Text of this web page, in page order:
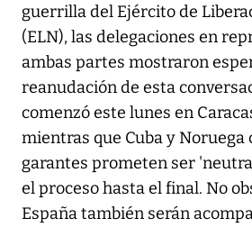
guerrilla del Ejército de
(ELN), las delegaciones en
ambas partes mostraron
reanudación de esta
comenzó este lunes en
mientras que Cuba y Noruega
garantes prometen ser
el proceso hasta el final. No
España también serán